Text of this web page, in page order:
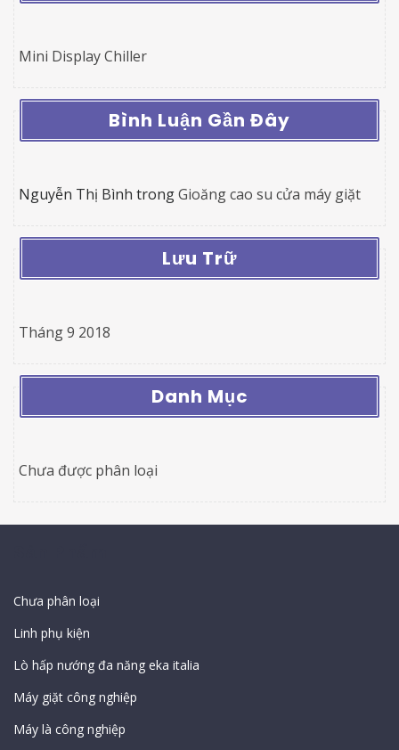
Mini Display Chiller
Bình Luận Gần Đây
Nguyễn Thị Bình trongGioăng cao su cửa máy giặt
Lưu Trữ
Tháng 9 2018
Danh Mục
Chưa được phân loại
Chưa phân loại
Linh phụ kiện
Lò hấp nướng đa năng eka italia
Máy giặt công nghiệp
Máy là công nghiệp